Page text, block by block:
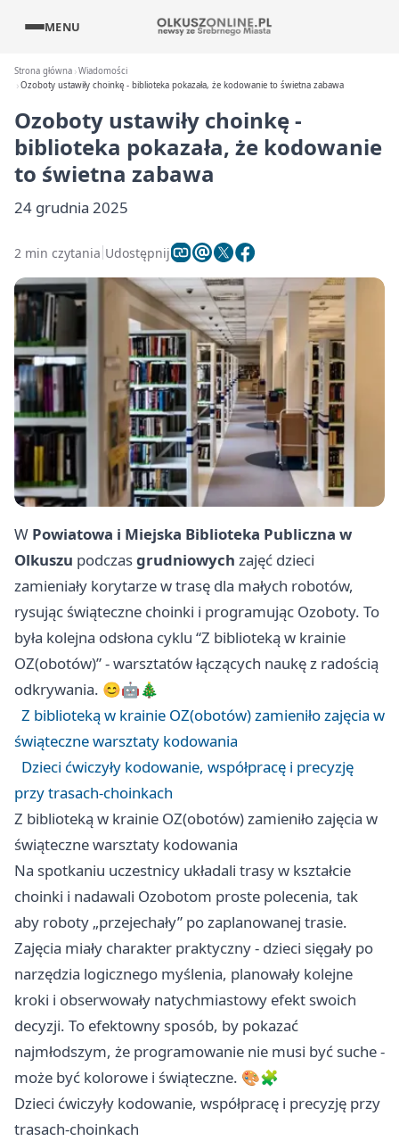
MENU
Strona główna Wiadomości
Ozoboty ustawiły choinkę - biblioteka pokazała, że kodowanie to świetna zabawa
Ozoboty ustawiły choinkę -
biblioteka pokazała, że kodowanie
to świetna zabawa
24 grudnia 2025
2 min czytania Udostępnij
W Powiatowa i Miejska Biblioteka Publiczna w
Olkuszu podczasgrudniowych zajęć dzieci
zamieniały korytarze w trasę dla małych robotów,
rysując świąteczne choinki i programując Ozoboty. To
była kolejna odsłona cyklu “Z biblioteką w krainie
OZ(obotów)” - warsztatów łączących naukę z radością
odkrywania. 😊🤖🎄
Z biblioteką w krainie OZ(obotów) zamieniło zajęcia w
świąteczne warsztaty kodowania
Dzieci ćwiczyły kodowanie, współpracę i precyzję
przy trasach-choinkach
Z biblioteką w krainie OZ(obotów) zamieniło zajęcia w
świąteczne warsztaty kodowania
Na spotkaniu uczestnicy układali trasy w kształcie
choinki i nadawali Ozobotom proste polecenia, tak
aby roboty „przejechały” po zaplanowanej trasie.
Zajęcia miały charakter praktyczny - dzieci sięgały po
narzędzia logicznego myślenia, planowały kolejne
kroki i obserwowały natychmiastowy efekt swoich
decyzji. To efektowny sposób, by pokazać
najmłodszym, że programowanie nie musi być suche -
może być kolorowe i świąteczne. 🎨🧩
Dzieci ćwiczyły kodowanie, współpracę i precyzję przy
trasach-choinkach